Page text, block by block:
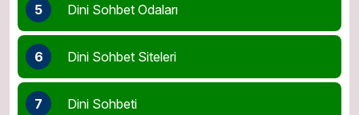
5 Dini Sohbet Odaları
6 Dini Sohbet Siteleri
7 Dini Sohbeti